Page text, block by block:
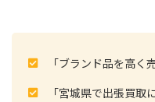
「ブランド品を高く
「宮城県で出張買取